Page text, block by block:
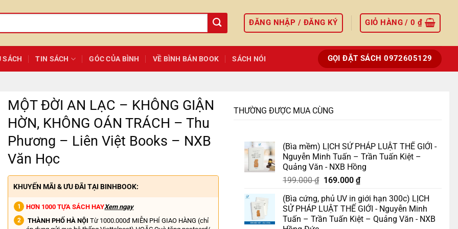
ĐĂNG NHẬP / ĐĂNG KÝ GIỎ HÀNG /0₫
SÁCH TIN SÁCH GÓC CỦA BÌNH VỀ BÌNH BÁN BOOK SÁCH NÓI GỌI ĐẶT SÁCH 0972605129
MỘT ĐỜI AN LẠC – KHÔNG GIẬN
HỜN, KHÔNG OÁN TRÁCH – Thu
Phương – Liên Việt Books – NXB
Văn Học
KHUYẾN MÃI & ƯU ĐÃI TẠI BINHBOOK:
HƠN 1000 TỰA SÁCH HAYXem ngay
THÀNH PHỐ HÀ NỘI Từ 1000.000đ MIỄN PHÍ GIAO HÀNG (chỉ
THƯỜNG ĐƯỢC MUA CÙNG
(Bìa mềm) LỊCH SỬ PHÁP LUẬT THẾ GIỚI -
Nguyễn Minh Tuấn – Trần Tuấn Kiệt –
Quảng Văn - NXB Hồng
199.000₫ Giá
là:
199.000 ₫.
169.000 ₫Giá
tại
là:
169.000 ₫.
(Bìa cứng, phủ UV in giới hạn 300c) LỊCH
SỬ PHÁP LUẬT THẾ GIỚI - Nguyễn Minh
Tuấn – Trần Tuấn Kiệt – Quảng Văn - NXB